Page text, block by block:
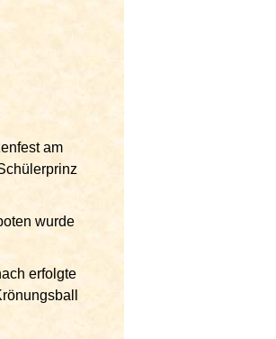
am
wurde
erfolgte